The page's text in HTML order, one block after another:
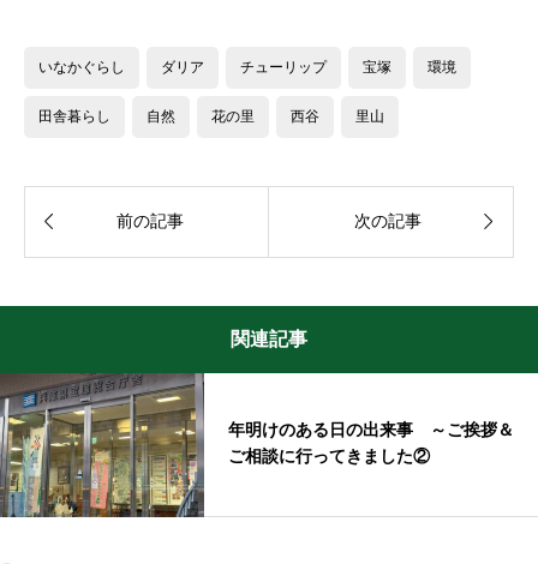
いなかぐらし ダリア チューリップ 宝塚 環境
田舎暮らし 自然 花の里 西谷 里山
 前の記事 次の記事 
関連記事
年明けのある日の出来事 ～ご挨拶＆
ご相談に行ってきました②